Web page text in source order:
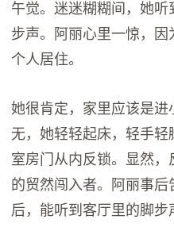
午觉。迷迷糊糊间，她
步声。阿丽心里一惊，
个人居住。
她很肯定，家里应该是
无，她轻轻起床，轻手
室房门从内反锁。显然
的贸然闯入者。阿丽事后
后，能听到客厅里的脚